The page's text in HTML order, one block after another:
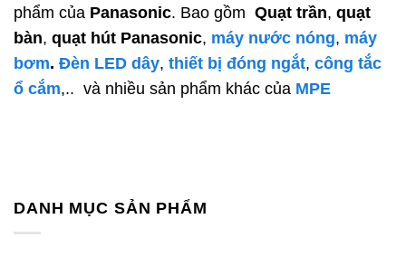
phẩm của Panasonic. Bao gồm Quạt trần, quạt
bàn, quạt hút Panasonic, máy nước nóng, máy
bơm. Đèn LED dây, thiết bị đóng ngắt, công tắc
ổ cắm,.. và nhiều sản phẩm khác của MPE
DANH MỤC SẢN PHẨM